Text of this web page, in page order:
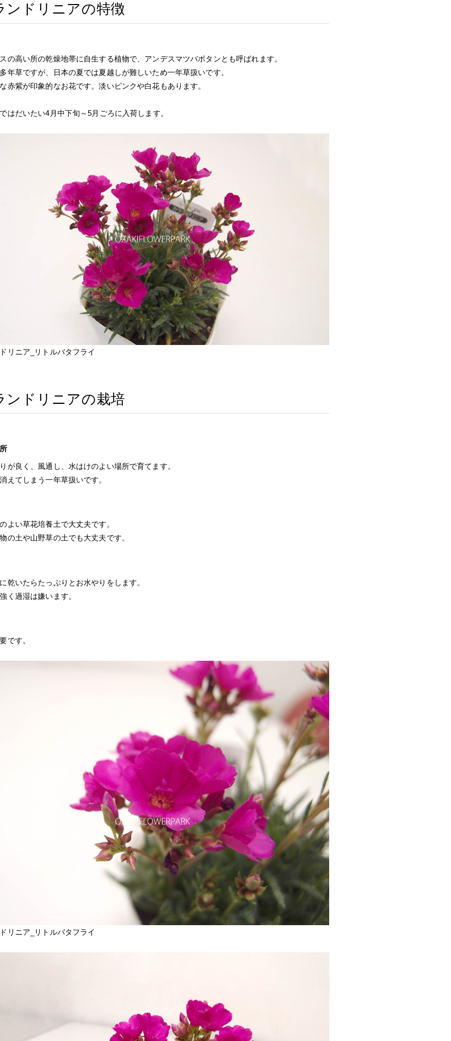
ンドリニアの特徴
の高い所の乾燥地帯に自生する植物で、アンデスマツバボタンとも呼ばれます。
年草ですが、日本の夏では夏越しが難しいため一年草扱いです。
赤紫が印象的なお花です。淡いピンクや白花もあります。
はだいたい4月中下旬～5月ごろに入荷します。
リニア_リトルバタフライ
ンドリニアの栽培
が良く、風通し、水はけのよい場所で育てます。
えてしまう一年草扱いです。
よい草花培養土で大丈夫です。
の土や山野草の土でも大丈夫です。
乾いたらたっぷりとお水やりをします。
く過湿は嫌います。
です。
リニア_リトルバタフライ